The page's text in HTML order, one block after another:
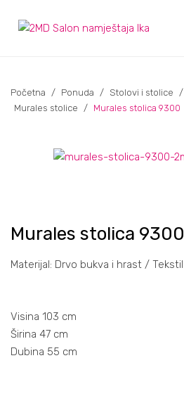
Početna / Ponuda / Stolovi i stolice /
Murales stolice / Murales stolica 9300
Murales stolica 9300
Materijal: Drvo bukva i hrast / Tekstil
Visina 103 cm
Širina 47 cm
Dubina 55 cm